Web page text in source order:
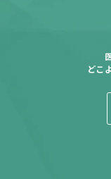
どこ